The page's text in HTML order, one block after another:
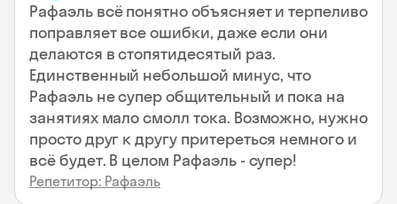
Рафаэль всё понятно объясняет и терпеливо
поправляет все ошибки, даже если они
делаются в стопятидесятый раз.
Единственный небольшой минус, что
Рафаэль не супер общительный и пока на
занятиях мало смолл тока. Возможно, нужно
просто друг к другу притереться немного и
всё будет. В целом Рафаэль - супер!
Репетитор: Рафаэль